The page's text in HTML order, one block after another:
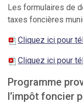
Les formulaires de
taxes foncières
Cliquez ici pour
Cliquez ici pour
Programme
l’impôt foncier